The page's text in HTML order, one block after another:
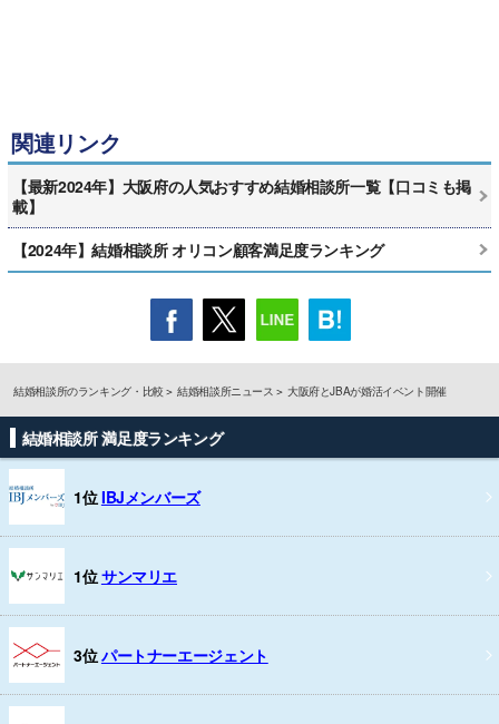
関連リンク
【最新2024年】大阪府の人気おすすめ結婚相談所一覧【口コミも掲
載】
【2024年】結婚相談所 オリコン顧客満足度ランキング
結婚相談所のランキング・比較 結婚相談所ニュース 大阪府とJBAが婚活イベント開催
結婚相談所 満足度ランキング
1位IBJメンバーズ
1位サンマリエ
3位パートナーエージェント